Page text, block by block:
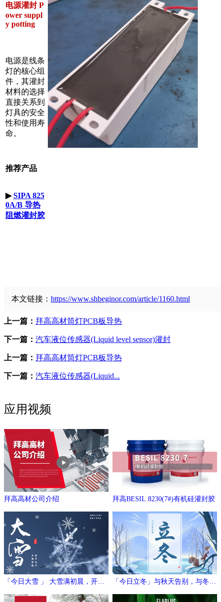
电源灌封 P
ower suppl
y potting
电源是线条
灯的核心组
件，其灌封
材料的选择
直接关系到
灯具的安全
性和使用寿
命。
推荐产品
▶SIPA 825
0A/B 导热
阻燃灌封胶
本文链接： https://www.shbeginor.com/article/1160.html
上一篇： 拜高高材筒灯PCB板导热
下一篇： 汽车液位传感器(Liquid level sensor)灌封
上一篇： 拜高高材筒灯PCB板导热
下一篇： 汽车液位传感器(Liquid...
应用视频
拜高高材公司介绍 拜高BESIL 8230(7#)有机硅灌封胶
「今日大雪 」 大雪满初晨，开门
万象新
「今日立冬」与秋天告别，与冬日
相拥